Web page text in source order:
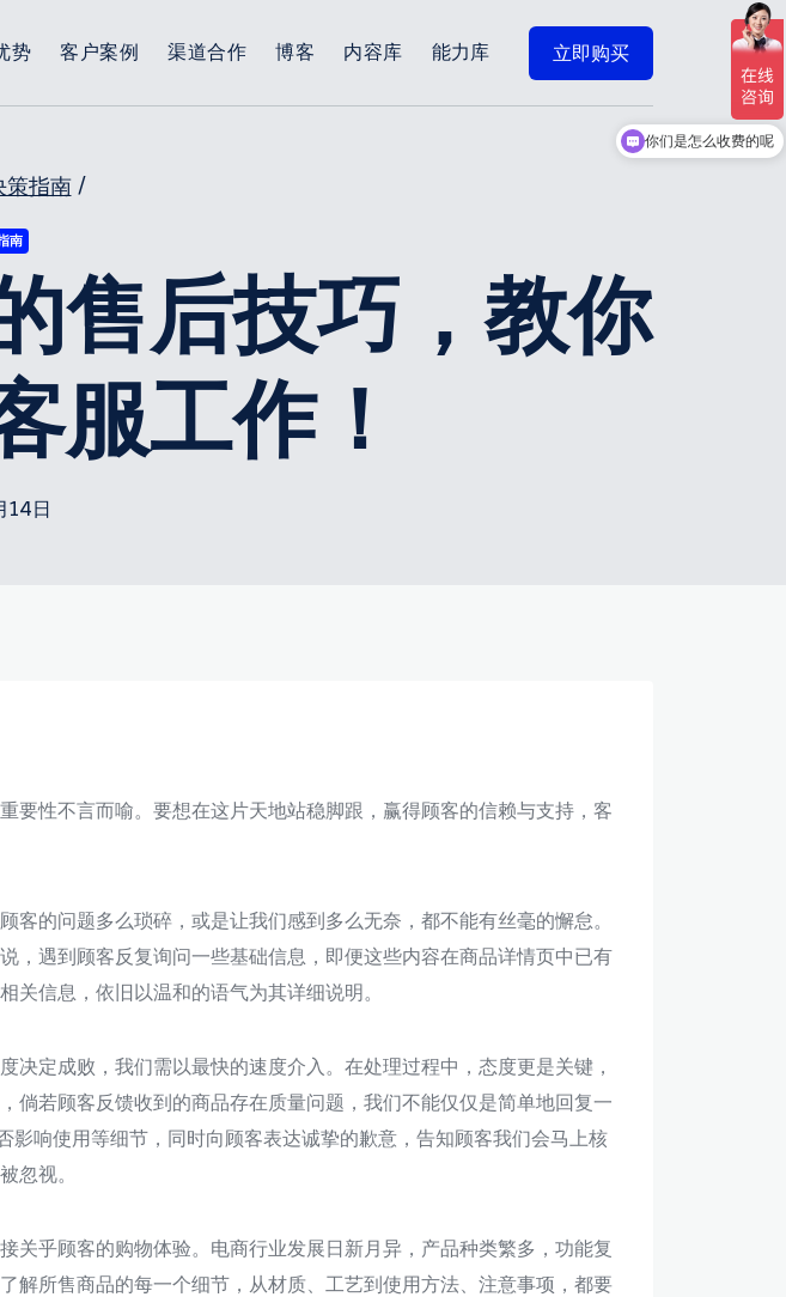
势 客户案例 渠道合作 博客 内容库 能力库 立即购买
策指南 /
南
售后技巧，教你
服工作！
14日
要性不言而喻。要想在这片天地站稳脚跟，赢得顾客的信赖与支持，客
的问题多么琐碎，或是让我们感到多么无奈，都不能有丝毫的懈怠。
，遇到顾客反复询问一些基础信息，即便这些内容在商品详情页中已有
信息，依旧以温和的语气为其详细说明。
定成败，我们需以最快的速度介入。在处理过程中，态度更是关键，
倘若顾客反馈收到的商品存在质量问题，我们不能仅仅是简单地回复一
响使用等细节，同时向顾客表达诚挚的歉意，告知顾客我们会马上核
忽视。
乎顾客的购物体验。电商行业发展日新月异，产品种类繁多，功能复
解所售商品的每一个细节，从材质、工艺到使用方法、注意事项，都要
你们是怎么收费的呢